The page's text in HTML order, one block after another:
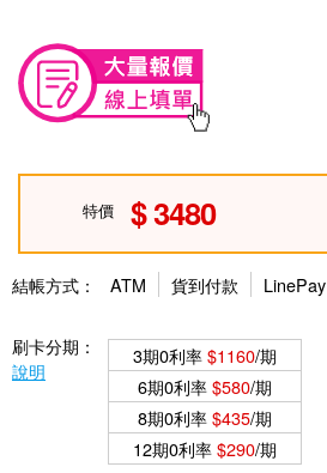
特價 3480
結帳方式： ATM 貨到付款 LinePay
刷卡分期：
說明
3期0利率$1160/期
6期0利率$580/期
8期0利率$435/期
12期0利率$290/期